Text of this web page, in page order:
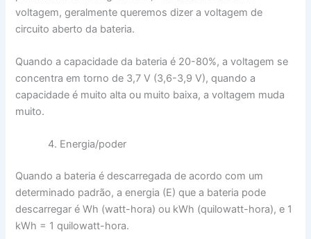
voltagem, geralmente queremos dizer a voltagem de
circuito aberto da bateria.
Quando a capacidade da bateria é 20-80%, a voltagem se
concentra em torno de 3,7 V (3,6-3,9 V), quando a
capacidade é muito alta ou muito baixa, a voltagem muda
muito.
Energia/poder
Quando a bateria é descarregada de acordo com um
determinado padrão, a energia (E) que a bateria pode
descarregar é Wh (watt-hora) ou kWh (quilowatt-hora), e 1
kWh = 1 quilowatt-hora.